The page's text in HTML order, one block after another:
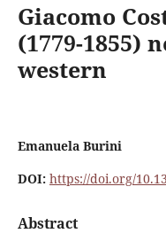
Giacomo
(1779-1855)
western
Emanuela Burini
DOI: https://doi.org/
Abstract